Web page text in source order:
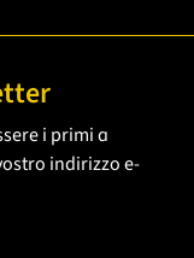
i primi a
indirizzo e-